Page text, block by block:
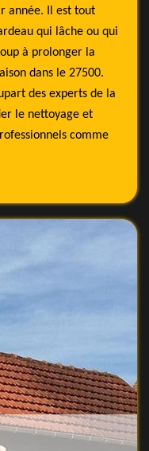
année. Il est tout
qui lâche ou qui
à prolonger la
dans le 27500.
des experts de la
le nettoyage et
comme